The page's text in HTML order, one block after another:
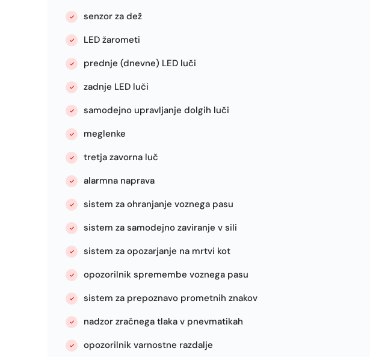
senzor za dež
LED žarometi
prednje (dnevne) LED luči
zadnje LED luči
samodejno upravljanje dolgih luči
meglenke
tretja zavorna luč
alarmna naprava
sistem za ohranjanje voznega pasu
sistem za samodejno zaviranje v sili
sistem za opozarjanje na mrtvi kot
opozorilnik spremembe voznega pasu
sistem za prepoznavo prometnih znakov
nadzor zračnega tlaka v pnevmatikah
opozorilnik varnostne razdalje